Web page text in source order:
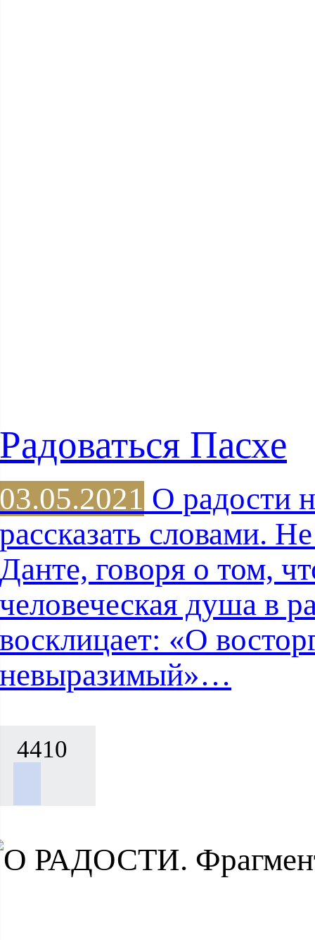
Радоваться Пасхе
03.05.2021 О радости
рассказать словами.
Данте, говоря о том,
человеческая душа в
восклицает: «О
невыразимый»…
4410